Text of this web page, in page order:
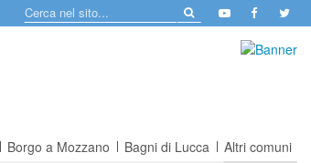
Borgo a Mozzano Bagni di Lucca Altri comuni